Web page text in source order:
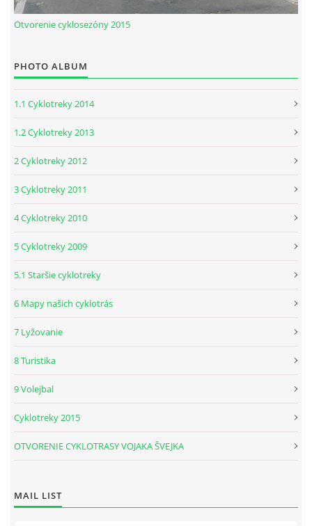
Otvorenie cyklosezóny 2015
PHOTO ALBUM
1.1 Cyklotreky 2014
1.2 Cyklotreky 2013
2 Cyklotreky 2012
3 Cyklotreky 2011
4 Cyklotreky 2010
5 Cyklotreky 2009
5.1 Staršie cyklotreky
6 Mapy našich cyklotrás
7 Lyžovanie
8 Turistika
9 Volejbal
Cyklotreky 2015
OTVORENIE CYKLOTRASY VOJAKA ŠVEJKA
MAIL LIST